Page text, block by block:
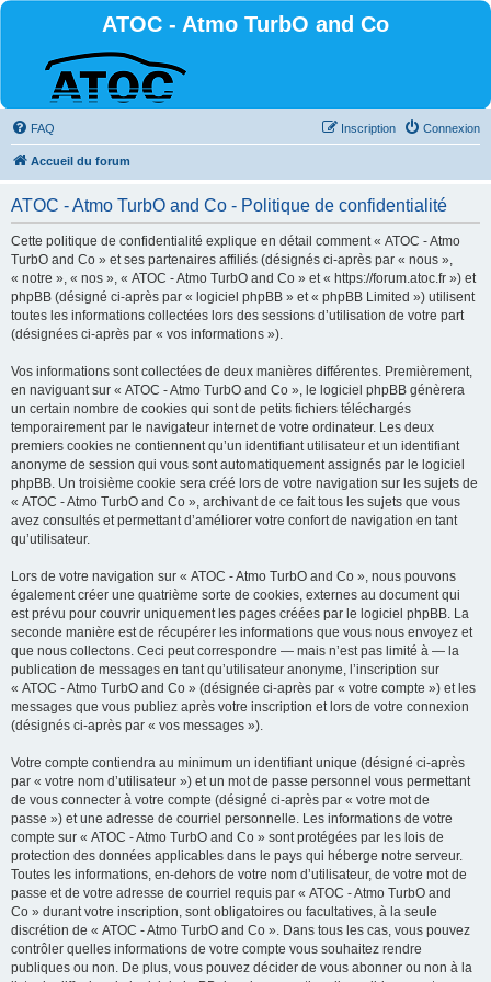
ATOC - Atmo TurbO and Co
FAQ Connexion
Inscription
Accueil du forum
ATOC - Atmo TurbO and Co - Politique de confidentialité
Cette politique de confidentialité explique en détail comment « ATOC - Atmo
TurbO and Co » et ses partenaires affiliés (désignés ci-après par « nous »,
« notre », « nos », « ATOC - Atmo TurbO and Co » et « https://forum.atoc.fr ») et
phpBB (désigné ci-après par « logiciel phpBB » et « phpBB Limited ») utilisent
toutes les informations collectées lors des sessions d’utilisation de votre part
(désignées ci-après par « vos informations »).
Vos informations sont collectées de deux manières différentes. Premièrement,
en naviguant sur « ATOC - Atmo TurbO and Co », le logiciel phpBB génèrera
un certain nombre de cookies qui sont de petits fichiers téléchargés
temporairement par le navigateur internet de votre ordinateur. Les deux
premiers cookies ne contiennent qu’un identifiant utilisateur et un identifiant
anonyme de session qui vous sont automatiquement assignés par le logiciel
phpBB. Un troisième cookie sera créé lors de votre navigation sur les sujets de
« ATOC - Atmo TurbO and Co », archivant de ce fait tous les sujets que vous
avez consultés et permettant d’améliorer votre confort de navigation en tant
qu’utilisateur.
Lors de votre navigation sur « ATOC - Atmo TurbO and Co », nous pouvons
également créer une quatrième sorte de cookies, externes au document qui
est prévu pour couvrir uniquement les pages créées par le logiciel phpBB. La
seconde manière est de récupérer les informations que vous nous envoyez et
que nous collectons. Ceci peut correspondre — mais n’est pas limité à — la
publication de messages en tant qu’utilisateur anonyme, l’inscription sur
« ATOC - Atmo TurbO and Co » (désignée ci-après par « votre compte ») et les
messages que vous publiez après votre inscription et lors de votre connexion
(désignés ci-après par « vos messages »).
Votre compte contiendra au minimum un identifiant unique (désigné ci-après
par « votre nom d’utilisateur ») et un mot de passe personnel vous permettant
de vous connecter à votre compte (désigné ci-après par « votre mot de
passe ») et une adresse de courriel personnelle. Les informations de votre
compte sur « ATOC - Atmo TurbO and Co » sont protégées par les lois de
protection des données applicables dans le pays qui héberge notre serveur.
Toutes les informations, en-dehors de votre nom d’utilisateur, de votre mot de
passe et de votre adresse de courriel requis par « ATOC - Atmo TurbO and
Co » durant votre inscription, sont obligatoires ou facultatives, à la seule
discrétion de « ATOC - Atmo TurbO and Co ». Dans tous les cas, vous pouvez
contrôler quelles informations de votre compte vous souhaitez rendre
publiques ou non. De plus, vous pouvez décider de vous abonner ou non à la